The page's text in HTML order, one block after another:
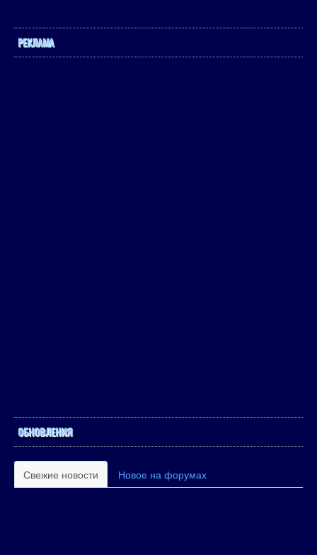
РЕКЛАМА
ОБНОВЛЕНИЯ
Свежие новости Новое на форумах